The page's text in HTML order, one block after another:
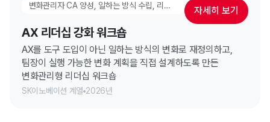
변화관리자 CA 양성, 일하는 방식 수립, 리더십 과정, AX 일하는 방식 재설계, 실행 고도화 워크숍 자세히 보기
AX 리더십 강화 워크숍
AX를 도구 도입이 아닌 일하는 방식의 변화로 재정의하고,
팀장이 실행 가능한 변화 계획을 직접 설계하도록 만든
변화관리형 리더십 워크숍
SK이노베이션 계열 2026년